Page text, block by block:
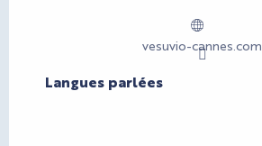
vesuvio-cannes.com
Langues parlées
Langues parlées